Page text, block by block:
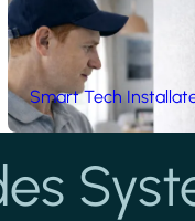
Smart Tech